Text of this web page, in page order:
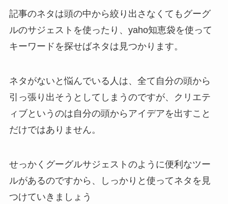
記事のネタは頭の中から絞り出さなくてもグーグ
ルのサジェストを使ったり、yaho知恵袋を使って
キーワードを探せばネタは見つかります。
ネタがないと悩んでいる人は、全て自分の頭から
引っ張り出そうとしてしまうのですが、クリエテ
ィブというのは自分の頭からアイデアを出すこと
だけではありません。
せっかくグーグルサジェストのように便利なツー
ルがあるのですから、しっかりと使ってネタを見
つけていきましょう